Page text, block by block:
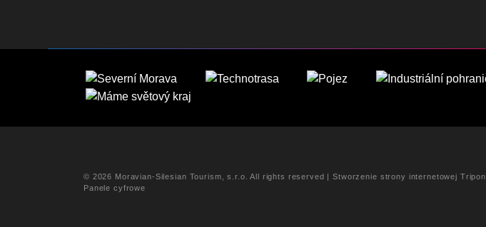
© 2026 Moravian-Silesian Tourism, s.r.o. All rights reserved |Stworzenie strony internetowej Tripon
Panele cyfrowe